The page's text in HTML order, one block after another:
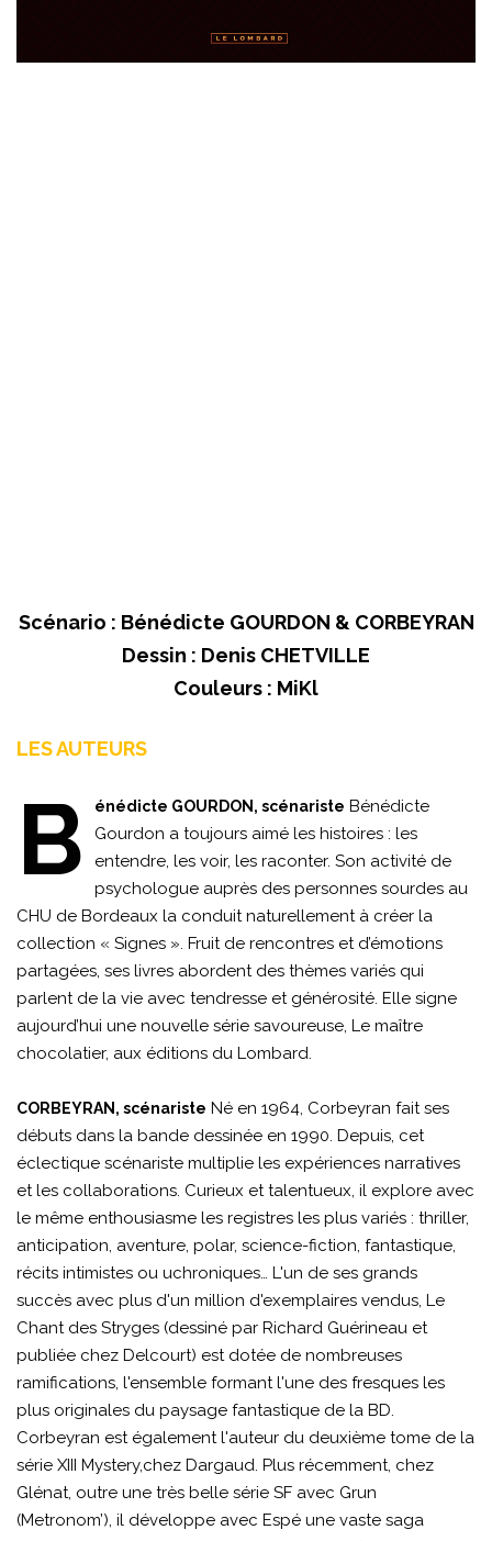
Scénario : Bénédicte GOURDON & CORBEYRAN
Dessin : Denis CHETVILLE
Couleurs : MiKl
LES AUTEURS
B énédicte GOURDON, scénariste Bénédicte
Gourdon a toujours aimé les histoires : les
entendre, les voir, les raconter. Son activité de
psychologue auprès des personnes sourdes au
CHU de Bordeaux la conduit naturellement à créer la
collection « Signes ». Fruit de rencontres et d’émotions
partagées, ses livres abordent des thèmes variés qui
parlent de la vie avec tendresse et générosité. Elle signe
aujourd’hui une nouvelle série savoureuse, Le maître
chocolatier, aux éditions du Lombard.
CORBEYRAN, scénariste Né en 1964, Corbeyran fait ses
débuts dans la bande dessinée en 1990. Depuis, cet
éclectique scénariste multiplie les expériences narratives
et les collaborations. Curieux et talentueux, il explore avec
le même enthousiasme les registres les plus variés : thriller,
anticipation, aventure, polar, science-fiction, fantastique,
récits intimistes ou uchroniques… L'un de ses grands
succès avec plus d'un million d'exemplaires vendus, Le
Chant des Stryges (dessiné par Richard Guérineau et
publiée chez Delcourt) est dotée de nombreuses
ramifications, l'ensemble formant l'une des fresques les
plus originales du paysage fantastique de la BD.
Corbeyran est également l'auteur du deuxième tome de la
série XIII Mystery,chez Dargaud. Plus récemment, chez
Glénat, outre une très belle série SF avec Grun
(Metronom’), il développe avec Espé une vaste saga